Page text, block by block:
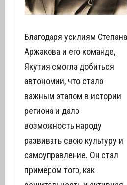
Благодаря усилиям Степана
Аржакова и его команде,
Якутия смогла добиться
автономии, что стало
важным этапом в истории
региона и дало
возможность народу
развивать свою культуру и
самоуправление. Он стал
примером того, как